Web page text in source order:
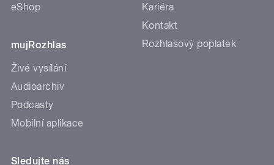
eShop
mujRozhlas
Živé vysílání
Audioarchiv
Podcasty
Mobilní aplikace
Kariéra
Kontakt
Rozhlasový poplatek
Sledujte nás